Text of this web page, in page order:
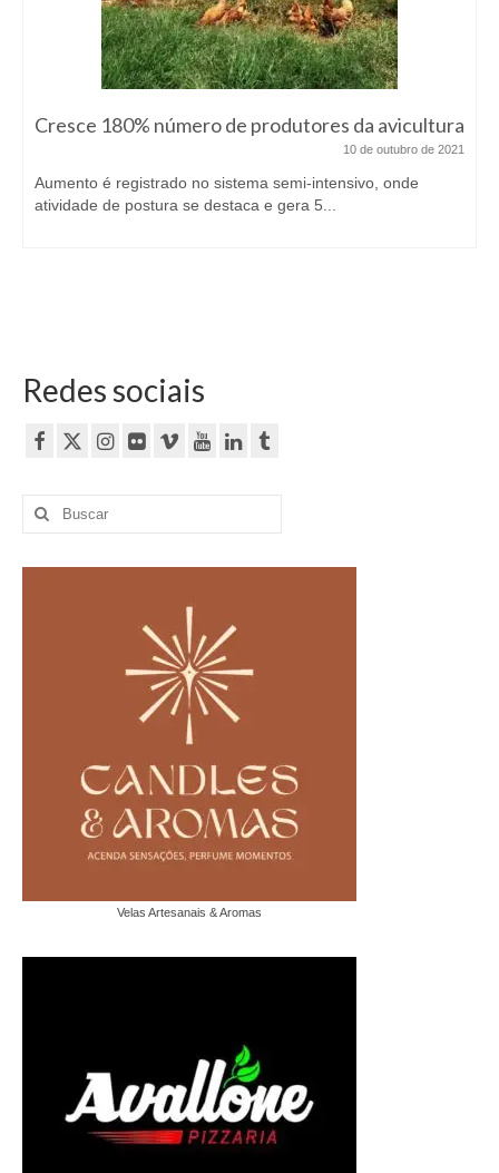
Cresce 180% número de produtores da avicultura
10 de outubro de 2021
Aumento é registrado no sistema semi-intensivo, onde
atividade de postura se destaca e gera 5...
Redes sociais
Buscar
por:
Velas Artesanais & Aromas